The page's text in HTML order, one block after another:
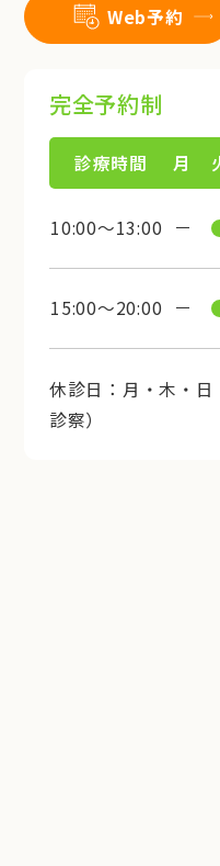
Web予約
完全予約制
診療時間 月
10:00～13:00
15:00～20:00
休診日：月・木・
診察）